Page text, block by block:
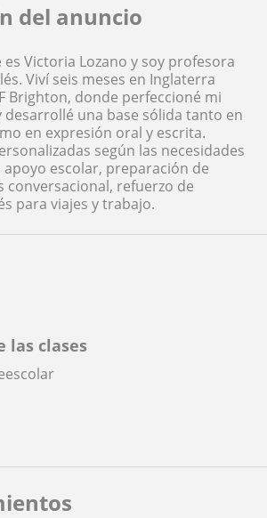
las clases
del anuncio
Victoria Lozano y soy profesora
Viví seis meses en Inglaterra
Brighton, donde perfeccioné mi
desarrollé una base sólida tanto en
en expresión oral y escrita.
según las necesidades
apoyo escolar, preparación de
conversacional, refuerzo de
para viajes y trabajo.